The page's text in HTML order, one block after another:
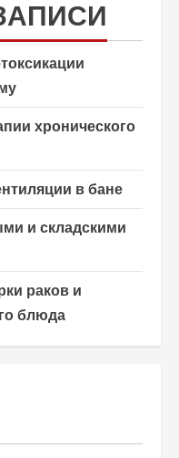
хронического
в бане
и складскими
раков и
блюда